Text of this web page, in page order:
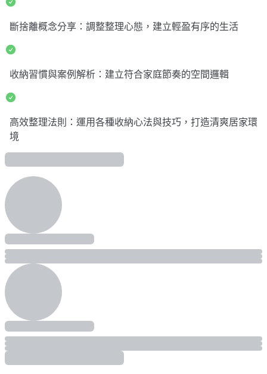
斷捨離概念分享：調整整理心態，建立輕盈有序的生活
收納習慣與案例解析：建立符合家庭節奏的空間邏輯
高效整理法則：運用各種收納心法與技巧，打造清爽居家環
境